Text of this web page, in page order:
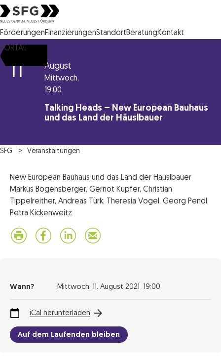
Steirische Wirtschaftsförderungsgesellschaft mbH SFG Logo
FörderungenFinanzierungenStandortBeratungKontakt
PORTAL
11 August
Mittwoch,
19:00
Talking Heads – New European Bauhaus
und das Land der Häuslbauer
SFG Veranstaltungen
New European Bauhaus und das Land der Häuslbauer
Markus Bogensberger, Gernot Kupfer, Christian
Tippelreither, Andreas Türk, Theresia Vogel, Georg Pendl,
Petra Kickenweitz
Wann? Mittwoch, 11. August 2021 19:00
iCal herunterladen
Auf dem Laufenden bleiben